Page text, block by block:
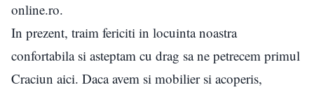
online.ro.
In prezent, traim fericiti in locuinta noastra
confortabila si asteptam cu drag sa ne petrecem primul
Craciun aici. Daca avem si mobilier si acoperis,